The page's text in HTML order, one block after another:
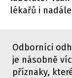
lékařů i
Odborníci
je násobně
příznaky,